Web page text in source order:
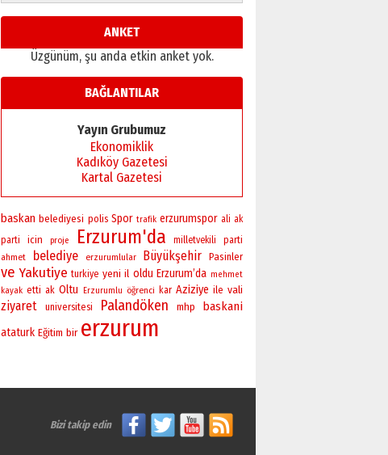
ANKET
Üzgünüm, şu anda etkin anket yok.
BAĞLANTILAR
Yayın Grubumuz
Ekonomiklik
Kadıköy Gazetesi
Kartal Gazetesi
baskan belediyesi polis Spor trafik erzurumspor ali ak
parti
icin proje Erzurum'da milletvekili
parti
ahmet
belediye erzurumlular Büyükşehir Pasinler
ve Yakutiye turkiye yeni il oldu Erzurum’da mehmet
kayak etti ak Oltu Erzurumlu öğrenci kar Aziziye ile vali
ziyaret universitesi Palandöken mhp baskani
ataturk Eğitim bir erzurum
Bizi takip edin